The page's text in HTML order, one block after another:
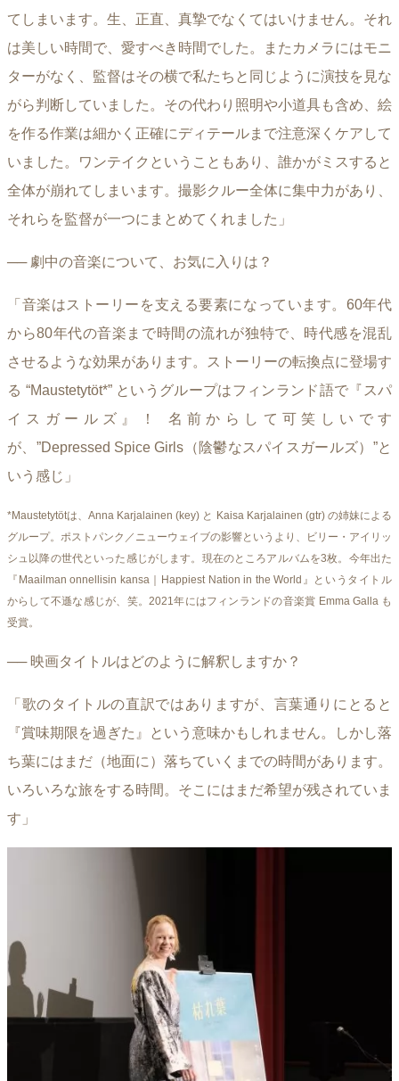
てしまいます。生、正直、真摯でなくてはいけません。それ
は美しい時間で、愛すべき時間でした。またカメラにはモニ
ターがなく、監督はその横で私たちと同じように演技を見な
がら判断していました。その代わり照明や小道具も含め、絵
を作る作業は細かく正確にディテールまで注意深くケアして
いました。ワンテイクということもあり、誰かがミスすると
全体が崩れてしまいます。撮影クルー全体に集中力があり、
それらを監督が一つにまとめてくれました」
── 劇中の音楽について、お気に入りは？
「音楽はストーリーを支える要素になっています。60年代
から80年代の音楽まで時間の流れが独特で、時代感を混乱
させるような効果があります。ストーリーの転換点に登場す
る “Maustetytöt*” というグループはフィンランド語で『スパ
イスガールズ』！ 名前からして可笑しいです
が、”Depressed Spice Girls（陰鬱なスパイスガールズ）”と
いう感じ」
*Maustetytötは、Anna Karjalainen (key) と Kaisa Karjalainen (gtr) の姉妹による
グループ。ポストパンク／ニューウェイブの影響というより、ビリー・アイリッ
シュ以降の世代といった感じがします。現在のところアルバムを3枚。今年出た
『Maailman onnellisin kansa｜Happiest Nation in the World』というタイトル
からして不遜な感じが、笑。2021年にはフィンランドの音楽賞 Emma Galla も
受賞。
── 映画タイトルはどのように解釈しますか？
「歌のタイトルの直訳ではありますが、言葉通りにとると
『賞味期限を過ぎた』という意味かもしれません。しかし落
ち葉にはまだ（地面に）落ちていくまでの時間があります。
いろいろな旅をする時間。そこにはまだ希望が残されていま
す」